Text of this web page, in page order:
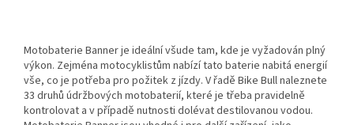
Motobaterie Banner je ideální všude tam, kde je vyžadován plný
výkon. Zejména motocyklistům nabízí tato baterie nabitá energií
vše, co je potřeba pro požitek z jízdy. V řadě Bike Bull naleznete
33 druhů údržbových motobaterií, které je třeba pravidelně
kontrolovat a v případě nutnosti dolévat destilovanou vodou.